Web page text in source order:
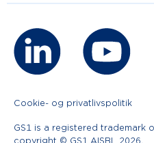
GS1 is a registered trademark
copyright © GS1 AISBL 2026.
Cookie- og privatlivspolitik